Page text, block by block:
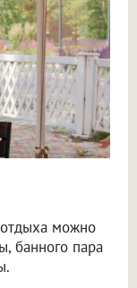
можно
банного пара